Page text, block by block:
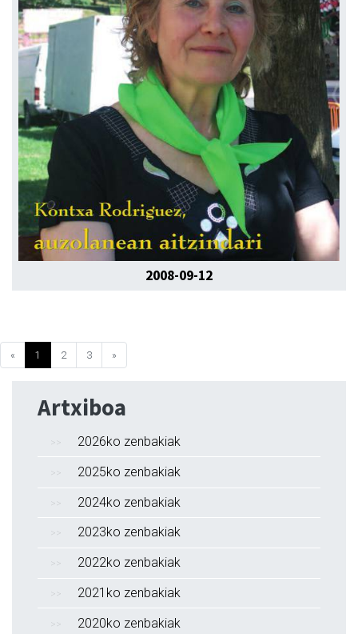
2008-09-12
« 1 2 3 »
Artxiboa
2026ko zenbakiak
2025ko zenbakiak
2024ko zenbakiak
2023ko zenbakiak
2022ko zenbakiak
2021ko zenbakiak
2020ko zenbakiak